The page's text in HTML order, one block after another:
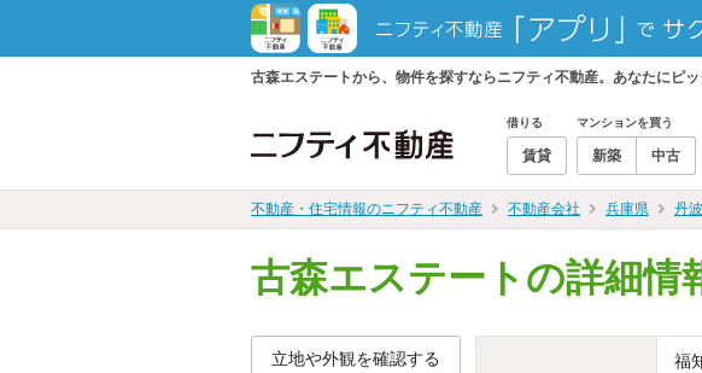
古森エステートから、物件を探すならニフティ不動産。あなたにピッ
借りる
賃貸
マンションを買う
新築 中古
不動産・住宅情報のニフティ不動産 不動産会社 兵庫県 丹
古森エステートの詳細情
立地や外観を確認する
福